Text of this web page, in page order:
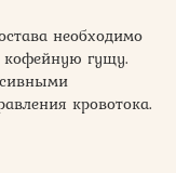
необходимо
гущу.
кровотока.